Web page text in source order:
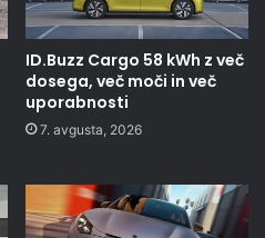
ID.Buzz Cargo 58 kWh z več
dosega, več moči in več
uporabnosti
7. avgusta, 2026